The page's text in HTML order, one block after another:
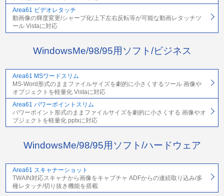
Area61 ビデオレタッチ
動画像の輝度変更/シャープ化/上下左右反転等が可能な動画レタッチツ
ール Vistaに対応
WindowsMe/98/95用ソフト/ビジネス
Area61 MSワードスリム
MS-Word形式のままファイルサイズを劇的に小さくするツール 画像や
オブジェクトを軽量化 Vistaに対応
Area61 パワーポイントスリム
パワーポイント形式のままファイルサイズを劇的に小さくする 画像やオ
ブジェクトを軽量化 pptxに対応
WindowsMe/98/95用ソフト/ハードウェア
Area61 スキャナーショット
TWAIN対応スキャナから画像をキャプチャ ADFからの連続取り込み/多
種レタッチ/切り抜き機能を搭載